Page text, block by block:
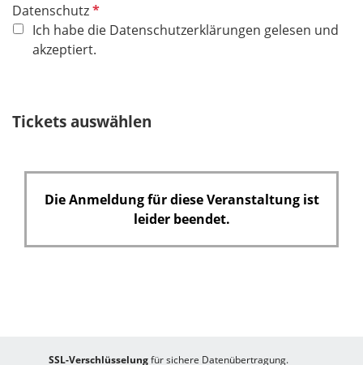
DatenschutzP
f
l
t
d
Ich habe die Datenschutzerklärungen gelesen und
akzeptiert.
Tickets auswählen
Die Anmeldung für diese Veranstaltung ist
leider beendet.
SSL-Verschlüsselungfür sichere Datenübertragung.